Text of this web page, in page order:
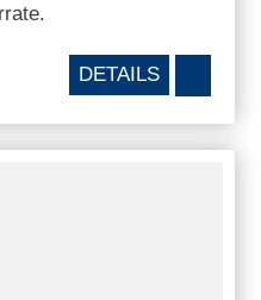
DETAILS